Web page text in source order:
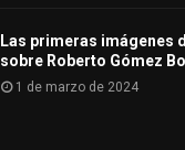
Las primeras imágenes
sobre Roberto Gómez
1 de marzo de 2024